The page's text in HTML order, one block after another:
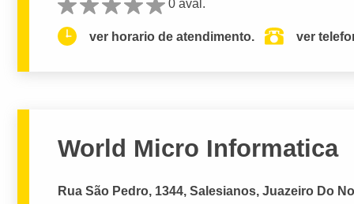
0 aval.
ver horario de atendimento. ver
World Micro Informatica
Rua São Pedro, 1344, Salesianos, Juazeiro Do